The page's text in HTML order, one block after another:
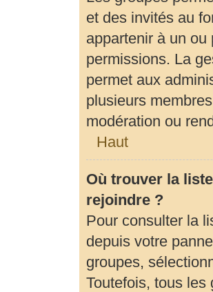
et des invités au
appartenir à un
permissions. La
permet aux
plusieurs
modération ou
Haut
Où trouver la
rejoindre ?
Pour consulter la
depuis votre
groupes,
Toutefois, tous les